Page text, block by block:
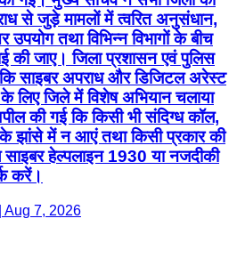
से जुड़े मामलों में त्वरित अनुसंधान,
तथा विभिन्न विभागों के बीच
की जाए। जिला प्रशासन एवं पुलिस
कि साइबर अपराध और डिजिटल अरेस्ट
लिए जिले में विशेष अभियान चलाया
की गई कि किसी भी संदिग्ध कॉल,
झांसे में न आएं तथा किसी प्रकार की
साइबर हेल्पलाइन 1930 या नजदीकी
करें।
Aug 7, 2026